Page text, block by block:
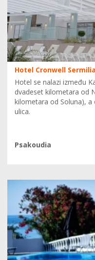
Hotel Cronwell Sermilia
Hotel se nalazi između
dvadeset kilometara od
kilometara od Soluna), a
ulica.
Psakoudia